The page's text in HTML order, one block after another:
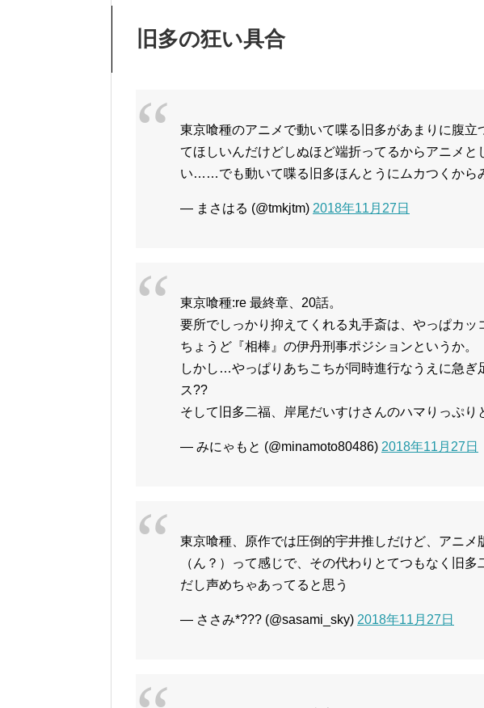
旧多の狂い具合
東京喰種のアニメで動いて喋る旧多があまりに腹立
てほしいんだけどしぬほど端折ってるからアニメと
い……でも動いて喋る旧多ほんとうにムカつくから
— まさはる (@tmkjtm) 2018年11月27日
東京喰種:re 最終章、20話。
要所でしっかり抑えてくれる丸手斎は、やっぱカッ
ちょうど『相棒』の伊丹刑事ポジションというか。
しかし…やっぱりあちこちが同時進行なうえに急ぎ
ス??
そして旧多二福、岸尾だいすけさんのハマりっぷ
— みにゃもと (@minamoto80486) 2018年11月27日
東京喰種、原作では圧倒的宇井推しだけど、アニメ
（ん？）って感じで、その代わりとてつもなく旧
だし声めちゃあってると思う
— ささみ*??? (@sasami_sky) 2018年11月27日